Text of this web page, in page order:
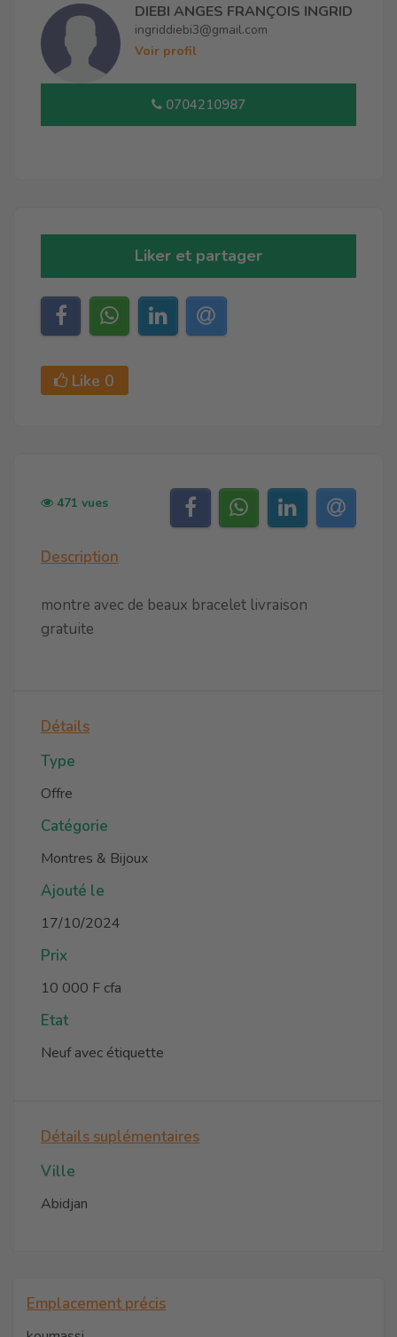
DIEBI ANGES FRANÇOIS INGRID
ingriddiebi3@gmail.com
Voir profil
0704210987
Liker et partager
Like 0
471 vues
Description
montre avec de beaux bracelet livraison
gratuite
Détails
Type
Offre
Catégorie
Montres & Bijoux
Ajouté le
17/10/2024
Prix
10 000 F cfa
Etat
Neuf avec étiquette
Détails suplémentaires
Ville
Abidjan
Emplacement précis